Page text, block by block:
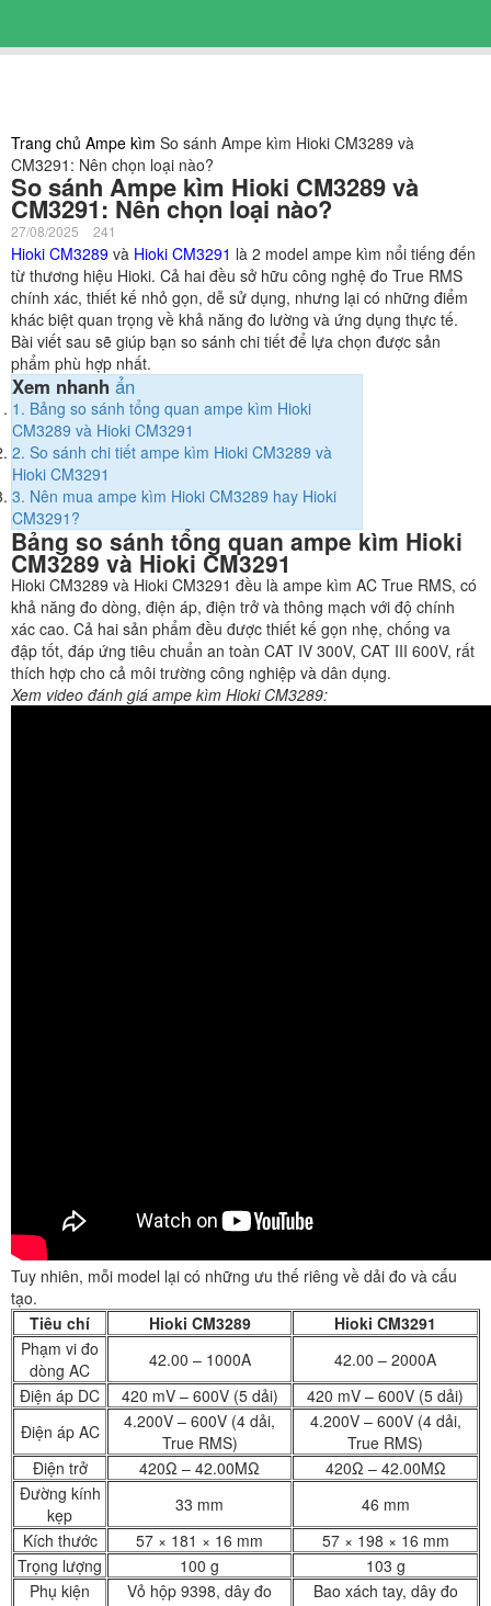
Trang chủ Ampe kìm So sánh Ampe kìm Hioki CM3289 và
CM3291: Nên chọn loại nào?
So sánh Ampe kìm Hioki CM3289 và
CM3291: Nên chọn loại nào?
27/08/2025 241
Hioki CM3289 và Hioki CM3291 là 2 model ampe kìm nổi tiếng đến
từ thương hiệu Hioki. Cả hai đều sở hữu công nghệ đo True RMS
chính xác, thiết kế nhỏ gọn, dễ sử dụng, nhưng lại có những điểm
khác biệt quan trọng về khả năng đo lường và ứng dụng thực tế.
Bài viết sau sẽ giúp bạn so sánh chi tiết để lựa chọn được sản
phẩm phù hợp nhất.
Xem nhanh ẩn
1. Bảng so sánh tổng quan ampe kìm Hioki
CM3289 và Hioki CM3291
2. So sánh chi tiết ampe kìm Hioki CM3289 và
Hioki CM3291
3. Nên mua ampe kìm Hioki CM3289 hay Hioki
CM3291?
Bảng so sánh tổng quan ampe kìm Hioki
CM3289 và Hioki CM3291
Hioki CM3289 và Hioki CM3291 đều là ampe kìm AC True RMS, có
khả năng đo dòng, điện áp, điện trở và thông mạch với độ chính
xác cao. Cả hai sản phẩm đều được thiết kế gọn nhẹ, chống va
đập tốt, đáp ứng tiêu chuẩn an toàn CAT IV 300V, CAT III 600V, rất
thích hợp cho cả môi trường công nghiệp và dân dụng.
Xem video đánh giá ampe kìm Hioki CM3289:
Tuy nhiên, mỗi model lại có những ưu thế riêng về dải đo và cấu
tạo.
Tiêu chí
Hioki CM3289
Hioki CM3291
Phạm vi đo
dòng AC
42.00 – 1000A
42.00 – 2000A
Điện áp DC
420 mV – 600V (5 dải)
420 mV – 600V (5 dải)
Điện áp AC
4.200V – 600V (4 dải,
True RMS)
4.200V – 600V (4 dải,
True RMS)
Điện trở
420Ω – 42.00MΩ
420Ω – 42.00MΩ
Đường kính
kẹp
33 mm
46 mm
Kích thước
57 × 181 × 16 mm
57 × 198 × 16 mm
Trọng lượng
100 g
103 g
Phụ kiện
Vỏ hộp 9398, dây đo
Bao xách tay, dây đo